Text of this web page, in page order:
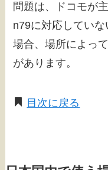
問題は、ドコモが
n79に対応してい
場合、場所によっ
があります。
目次に戻る